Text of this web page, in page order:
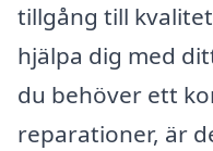
tillgång till
hjälpa dig med
du behöver ett
reparationer, är